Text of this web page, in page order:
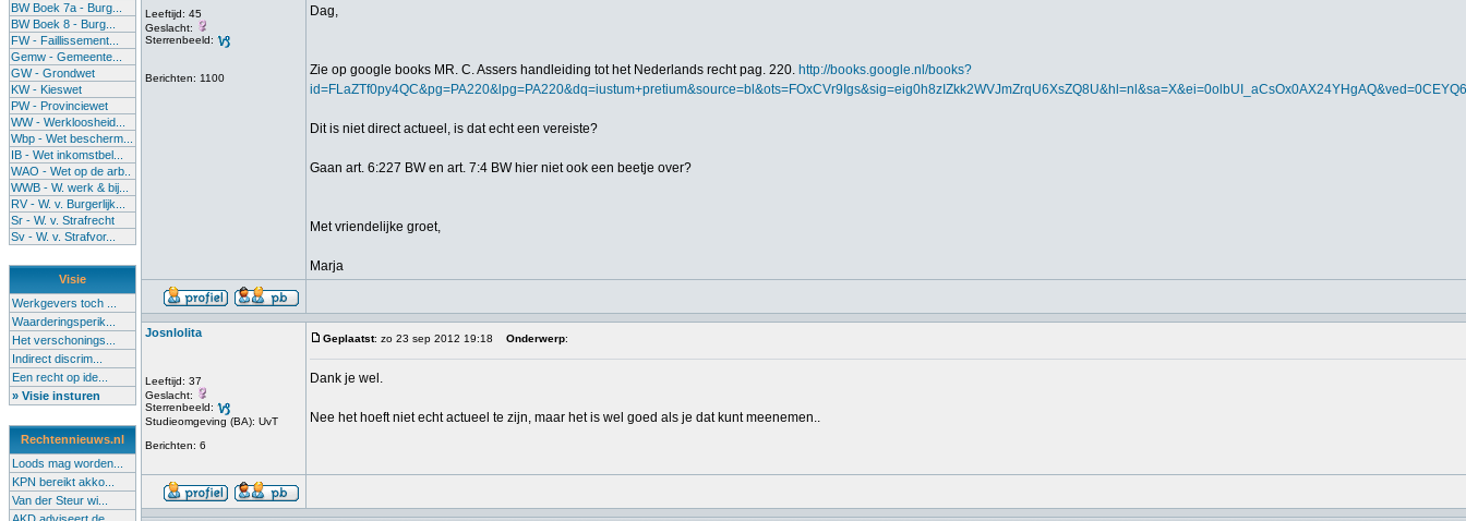
BW Boek 7a - Burg...
BW Boek 8 - Burg...
FW - Faillissement...
Gemw - Gemeente...
GW - Grondwet
KW - Kieswet
PW - Provinciewet
WW - Werkloosheid...
Wbp - Wet bescherm...
IB - Wet inkomstbel...
WAO - Wet op de arb..
WWB - W. werk & bij...
RV - W. v. Burgerlijk...
Sr - W. v. Strafrecht
Sv - W. v. Strafvor...
Visie
Werkgevers toch ...
Waarderingsperik...
Het verschonings...
Indirect discrim...
Een recht op ide...
» Visie insturen
Rechtennieuws.nl
Loods mag worden...
KPN bereikt akko...
Van der Steur wi...
Leeftijd: 45
Geslacht:
Sterrenbeeld:
Berichten: 1100
Dag,
Zie op google books MR. C. Assers handleiding tot het Nederlands recht pag. 220. http://books.google.nl/books?
Dit is niet direct actueel, is dat echt een vereiste?
Gaan art. 6:227 BW en art. 7:4 BW hier niet ook een beetje over?
Met vriendelijke groet,
Marja
Josnlolita
Leeftijd: 37
Geslacht:
Sterrenbeeld:
Studieomgeving (BA): UvT
Berichten: 6
Geplaatst: zo 23 sep 2012 19:18 Onderwerp:
Dank je wel.
Nee het hoeft niet echt actueel te zijn, maar het is wel goed als je dat kunt meenemen..